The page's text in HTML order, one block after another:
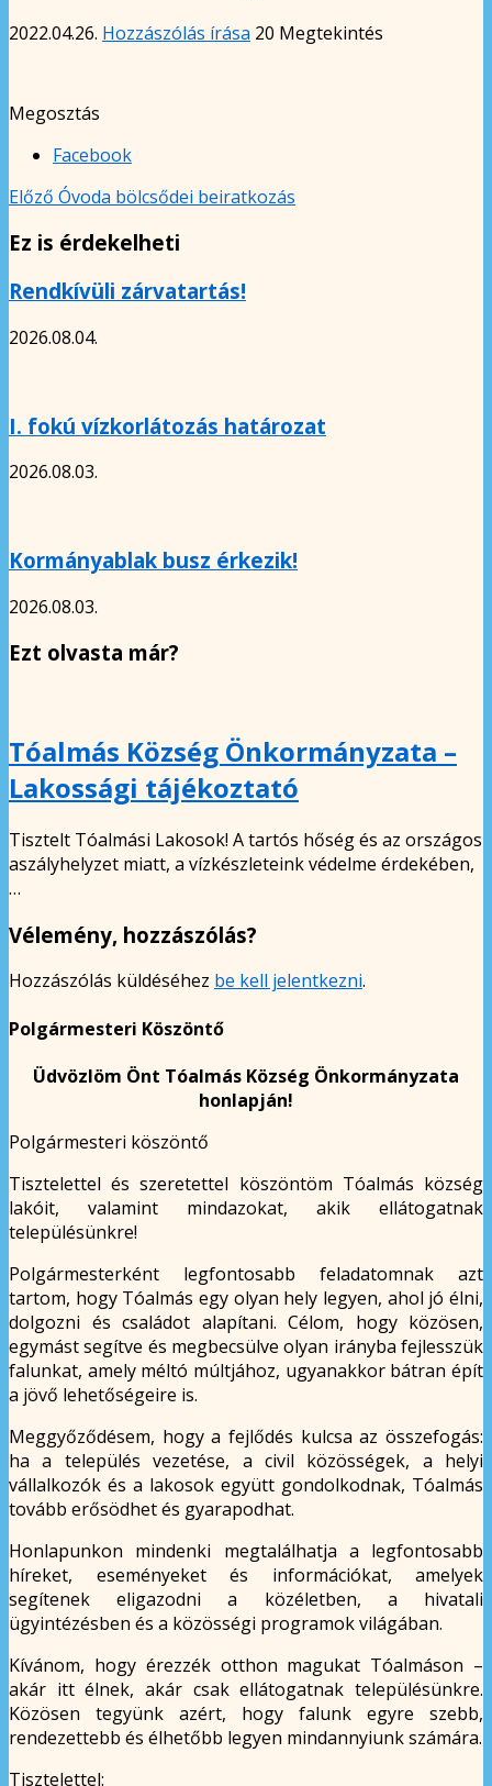
2022.04.26. Hozzászólás írása 20 Megtekintés
Megosztás
Facebook
Előző Óvoda bölcsődei beiratkozás
Ez is érdekelheti
Rendkívüli zárvatartás!
2026.08.04.
I. fokú vízkorlátozás határozat
2026.08.03.
Kormányablak busz érkezik!
2026.08.03.
Ezt olvasta már?
Tóalmás Község Önkormányzata –
Lakossági tájékoztató
Tisztelt Tóalmási Lakosok! A tartós hőség és az országos
aszályhelyzet miatt, a vízkészleteink védelme érdekében,
…
Vélemény, hozzászólás?
Hozzászólás küldéséhez be kell jelentkezni.
Polgármesteri Köszöntő
Üdvözlöm Önt Tóalmás Község Önkormányzata
honlapján!
Polgármesteri köszöntő
Tisztelettel és szeretettel köszöntöm Tóalmás község
lakóit, valamint mindazokat, akik ellátogatnak
településünkre!
Polgármesterként legfontosabb feladatomnak azt
tartom, hogy Tóalmás egy olyan hely legyen, ahol jó élni,
dolgozni és családot alapítani. Célom, hogy közösen,
egymást segítve és megbecsülve olyan irányba fejlesszük
falunkat, amely méltó múltjához, ugyanakkor bátran épít
a jövő lehetőségeire is.
Meggyőződésem, hogy a fejlődés kulcsa az összefogás:
ha a település vezetése, a civil közösségek, a helyi
vállalkozók és a lakosok együtt gondolkodnak, Tóalmás
tovább erősödhet és gyarapodhat.
Honlapunkon mindenki megtalálhatja a legfontosabb
híreket, eseményeket és információkat, amelyek
segítenek eligazodni a közéletben, a hivatali
ügyintézésben és a közösségi programok világában.
Kívánom, hogy érezzék otthon magukat Tóalmáson –
akár itt élnek, akár csak ellátogatnak településünkre.
Közösen tegyünk azért, hogy falunk egyre szebb,
rendezettebb és élhetőbb legyen mindannyiunk számára.
Tisztelettel: